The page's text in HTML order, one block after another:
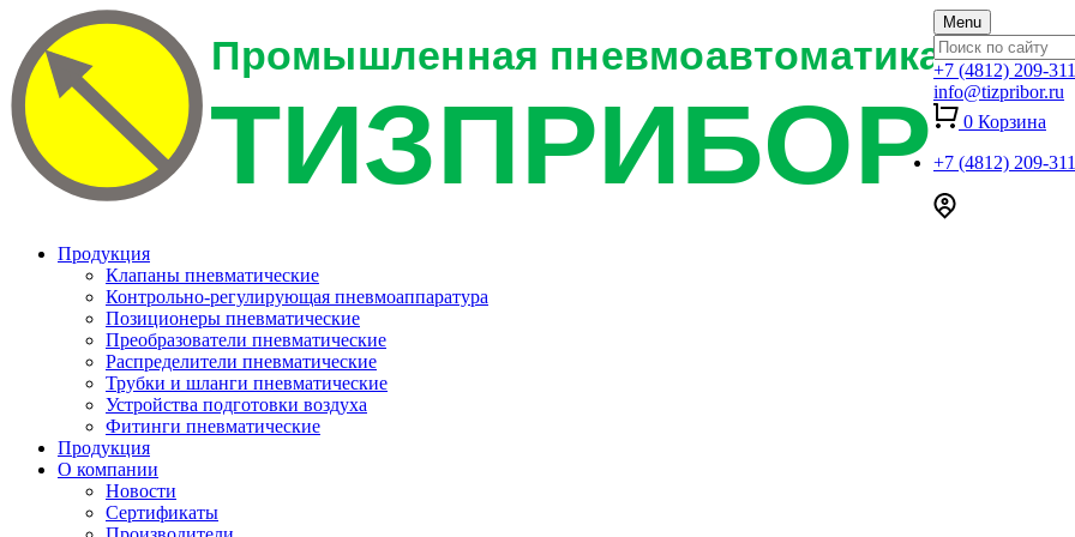
Menu
+7 (4812) 209-311
info@tizpribor.ru
0 Корзина
+7 (4812) 209-311
Продукция
Клапаны пневматические
Контрольно-регулирующая пневмоаппаратура
Позиционеры пневматические
Преобразователи пневматические
Распределители пневматические
Трубки и шланги пневматические
Устройства подготовки воздуха
Фитинги пневматические
Продукция
О компании
Новости
Сертификаты